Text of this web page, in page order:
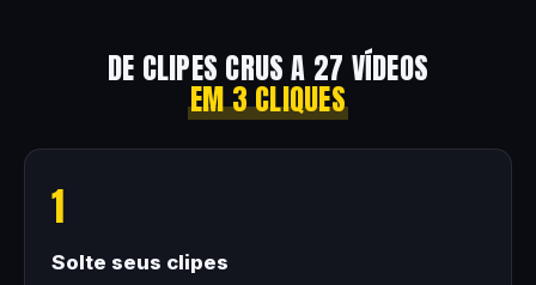
DE CLIPES CRUS A 27 VÍDEOS
EM 3 CLIQUES
1
Solte seus clipes